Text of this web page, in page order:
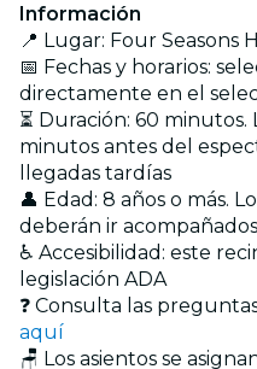
Información
📍 Lugar: Four Seasons
📅 Fechas y horarios:
directamente en el
⏳ Duración: 60
minutos antes del
llegadas tardías
👤 Edad: 8 años o más.
deberán ir
♿ Accesibilidad: este
legislación ADA
❓ Consulta las
aquí
🪑 Los asientos se